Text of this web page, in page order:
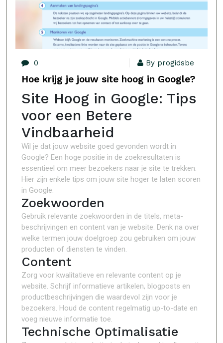
0 By progidsbe
Hoe krijg je jouw site hoog in Google?
Site Hoog in Google: Tips
voor een Betere
Vindbaarheid
Wil je dat jouw website goed gevonden wordt in
Google? Een hoge positie in de zoekresultaten is
essentieel om meer bezoekers naar je site te trekken.
Hier zijn enkele tips om jouw site hoger te laten scoren
in Google:
Zoekwoorden
Gebruik relevante zoekwoorden in de titels, meta-
beschrijvingen en content van je website. Denk na over
welke termen jouw doelgroep zou gebruiken om jouw
producten of diensten te vinden.
Content
Zorg voor kwalitatieve en relevante content op je
website. Schrijf informatieve artikelen, blogposts en
productbeschrijvingen die waardevol zijn voor je
bezoekers. Houd de content regelmatig up-to-date en
voeg nieuwe informatie toe.
Technische Optimalisatie